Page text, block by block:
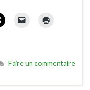
Faire un commentaire